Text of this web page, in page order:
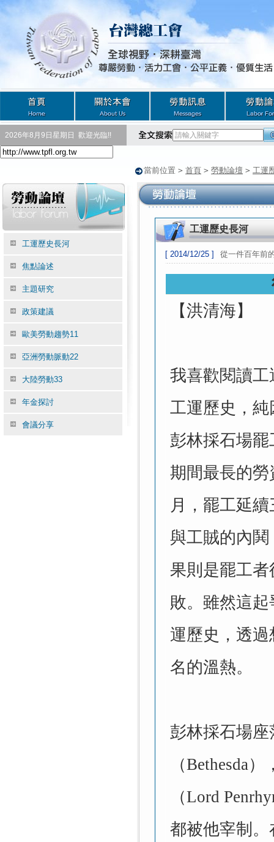
2026年8月9日星期日 歡迎光臨!!
當前位置 > 首頁 > 勞動論壇 > 工運
工運歷史長河
焦點論述
主題研究
政策建議
歐美勞動趨勢11
亞洲勞動脈動22
大陸勞動33
年金探討
會議分享
工運歷史長河
[ 2014/12/25 ] 從一件百年前
【洪清海】
我喜歡閱讀
工運歷史，
彭林採石場罷
期間最長的勞
月，罷工延
與工賊的內
果則是罷工
敗。雖然這
運歷史，透
名的溫熱。
彭林採石場
（Bethesda
（Lord
都被他宰制。